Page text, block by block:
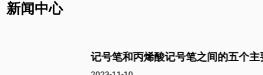
新闻中心
记号笔和丙烯酸记号笔之间的五个主要区别。